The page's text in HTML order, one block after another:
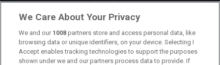
Om oss
Kontakta oss
Kundtjänst
We Care About Your Privacy
We and our 1008 partners store and access personal data, like
browsing data or unique identifiers, on your device. Selecting I
Accept enables tracking technologies to support the purposes
shown under we and our partners process data to provide. If